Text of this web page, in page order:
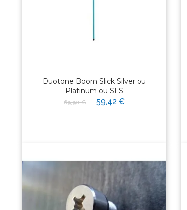
Duotone Boom Slick Silver ou
Platinum ou SLS
69,90 € 59,42 €